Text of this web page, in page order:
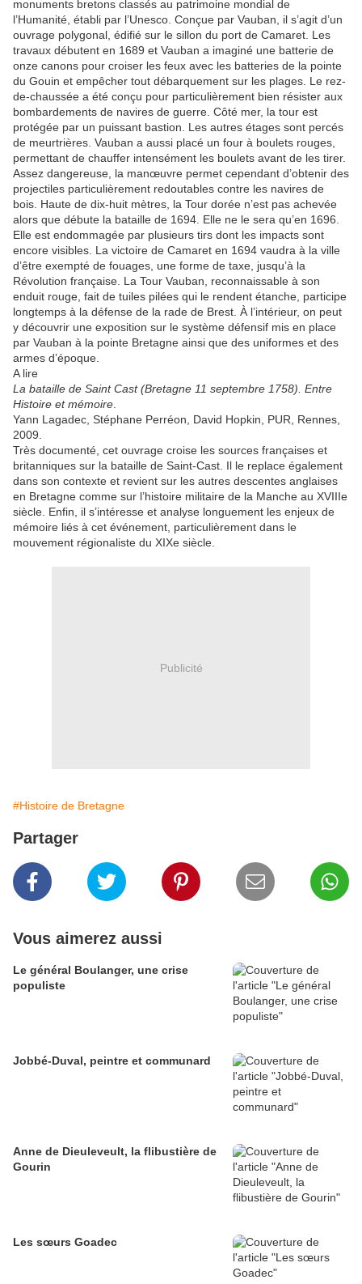
monuments bretons classés au patrimoine mondial de
l’Humanité, établi par l’Unesco. Conçue par Vauban, il s’agit d’un
ouvrage polygonal, édifié sur le sillon du port de Camaret. Les
travaux débutent en 1689 et Vauban a imaginé une batterie de
onze canons pour croiser les feux avec les batteries de la pointe
du Gouin et empêcher tout débarquement sur les plages. Le rez-
de-chaussée a été conçu pour particulièrement bien résister aux
bombardements de navires de guerre. Côté mer, la tour est
protégée par un puissant bastion. Les autres étages sont percés
de meurtrières. Vauban a aussi placé un four à boulets rouges,
permettant de chauffer intensément les boulets avant de les tirer.
Assez dangereuse, la manœuvre permet cependant d’obtenir des
projectiles particulièrement redoutables contre les navires de
bois. Haute de dix-huit mètres, la Tour dorée n’est pas achevée
alors que débute la bataille de 1694. Elle ne le sera qu’en 1696.
Elle est endommagée par plusieurs tirs dont les impacts sont
encore visibles. La victoire de Camaret en 1694 vaudra à la ville
d’être exempté de fouages, une forme de taxe, jusqu’à la
Révolution française. La Tour Vauban, reconnaissable à son
enduit rouge, fait de tuiles pilées qui le rendent étanche, participe
longtemps à la défense de la rade de Brest. À l’intérieur, on peut
y découvrir une exposition sur le système défensif mis en place
par Vauban à la pointe Bretagne ainsi que des uniformes et des
armes d’époque.
A lire
La bataille de Saint Cast (Bretagne 11 septembre 1758). Entre
Histoire et mémoire
Yann Lagadec, Stéphane Perréon, David Hopkin, PUR, Rennes,
2009.
Très documenté, cet ouvrage croise les sources françaises et
britanniques sur la bataille de Saint-Cast. Il le replace également
dans son contexte et revient sur les autres descentes anglaises
en Bretagne comme sur l’histoire militaire de la Manche au XVIIIe
siècle. Enfin, il s’intéresse et analyse longuement les enjeux de
mémoire liés à cet événement, particulièrement dans le
mouvement régionaliste du XIXe siècle.
Publicité
#Histoire de Bretagne
Partager
Vous aimerez aussi
Le général Boulanger, une crise
populiste
Jobbé-Duval, peintre et communard
Anne de Dieuleveult, la flibustière de
Gourin
Les sœurs Goadec